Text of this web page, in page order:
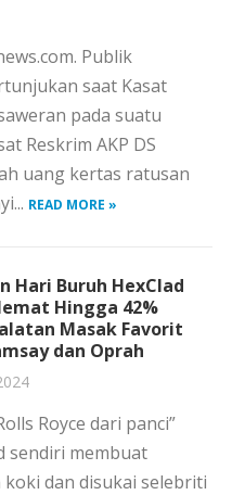
Publik
saat Kasat
pada suatu
Reskrim AKP DS
uang kertas ratusan
READ MORE »
Hari Buruh HexClad
Hingga 42%
Masak Favorit
dan Oprah
Royce dari panci”
sendiri membuat
dan disukai selebriti